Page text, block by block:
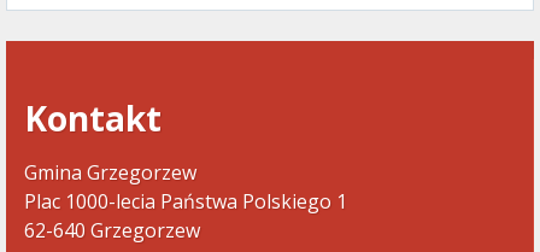
Kontakt
Gmina Grzegorzew
Plac 1000-lecia Państwa Polskiego 1
62-640 Grzegorzew